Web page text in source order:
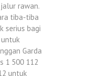
rawan.
tiba-tiba
serius bagi
Garda
1 500 112
untuk